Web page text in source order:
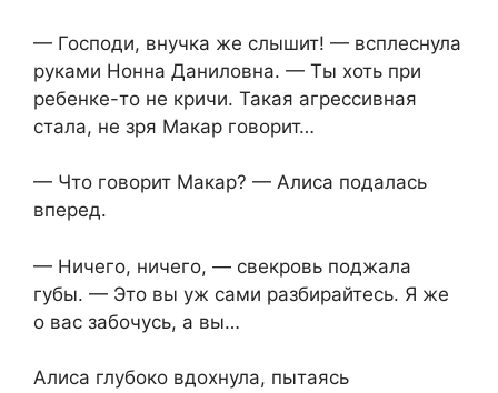
— Господи, внучка же слышит! — всплеснула
руками Нонна Даниловна. — Ты хоть при
ребенке-то не кричи. Такая агрессивная
стала, не зря Макар говорит…
— Что говорит Макар? — Алиса подалась
вперед.
— Ничего, ничего, — свекровь поджала
губы. — Это вы уж сами разбирайтесь. Я же
о вас забочусь, а вы…
Алиса глубоко вдохнула, пытаясь